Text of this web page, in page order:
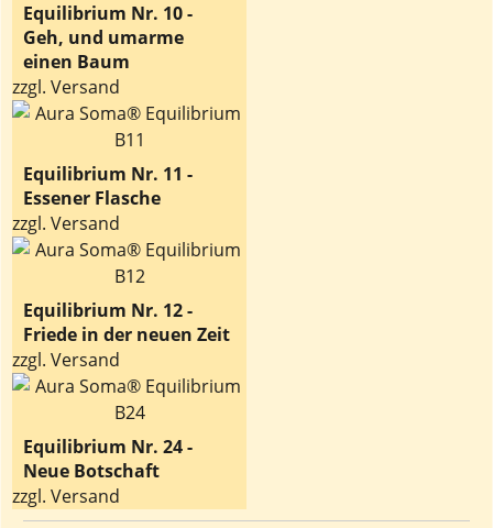
Equilibrium Nr. 10 -
Geh, und umarme
einen Baum
zzgl. Versand
Equilibrium Nr. 11 -
Essener Flasche
zzgl. Versand
Equilibrium Nr. 12 -
Friede in der neuen Zeit
zzgl. Versand
Equilibrium Nr. 24 -
Neue Botschaft
zzgl. Versand